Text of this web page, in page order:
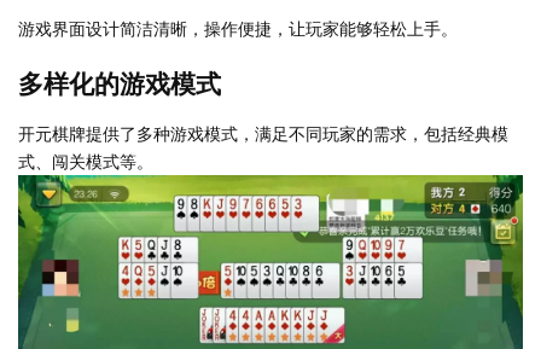
游戏界面设计简洁清晰，操作便捷，让玩家能够轻松上手。
多样化的游戏模式
开元棋牌提供了多种游戏模式，满足不同玩家的需求，包括经典模
式、闯关模式等。